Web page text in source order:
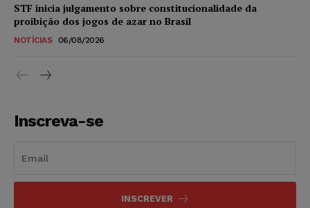
STF inicia julgamento sobre constitucionalidade da
proibição dos jogos de azar no Brasil
NOTÍCIAS 06/08/2026
Inscreva-se
INSCREVER